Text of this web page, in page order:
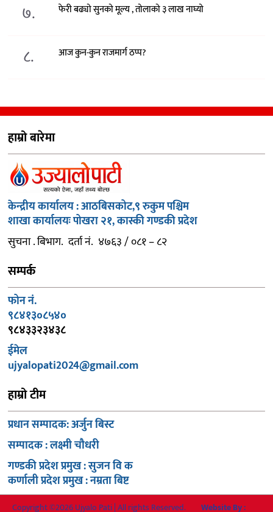
७. फेरी बढ्यो सुनको मूल्य , तोलाको ३ लाख नाघ्यो
८. आज कुन-कुन राजमार्ग ठप्प?
हाम्रो बारेमा
केन्द्रीय कार्यालय : आठबिसकोट,९ रुकुम पश्चिम
शाखा कार्यालयः पोखरा २१, कास्की गण्डकी प्रदेश
सुचना . बिभाग. दर्ता नं. ४७६३ / ०८१ – ८२
सम्पर्क
फोन नं.
९८४१३०८५४०
९८४३३२३४३८
ईमेल
ujyalopati2024@gmail.com
हाम्रो टीम
प्रधान सम्पादक: अर्जुन बिस्ट
सम्पादक : लक्ष्मी चौधरी
गण्डकी प्रदेश प्रमुख : सुजन वि क
कर्णाली प्रदेश प्रमुख : नम्रता बिष्ट
Copyright ©2026 Ujyalo Pati | All rights Reserved. Website By :